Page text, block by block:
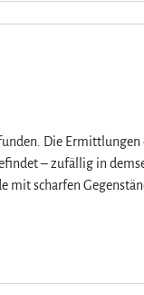
Die Ermittlungen
– zufällig in
mit scharfen